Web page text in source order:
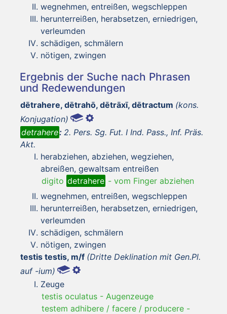
wegnehmen, entreißen, wegschleppen
herunterreißen, herabsetzen, erniedrigen,
verleumden
schädigen, schmälern
nötigen, zwingen
Ergebnis der Suche nach Phrasen
und Redewendungen
dētrahere, dētrahō, dētrāxī, dētractum (kons.
Konjugation)
detrahere: 2. Pers. Sg. Fut. I Ind. Pass., Inf. Präs.
Akt.
herabziehen, abziehen, wegziehen,
abreißen, gewaltsam entreißen
digito detrahere - vom Finger abziehen
wegnehmen, entreißen, wegschleppen
herunterreißen, herabsetzen, erniedrigen,
verleumden
schädigen, schmälern
nötigen, zwingen
testis testis, m/f (Dritte Deklination mit Gen.Pl.
auf -ium)
Zeuge
testis oculatus - Augenzeuge
testem adhibere / facere / producere -